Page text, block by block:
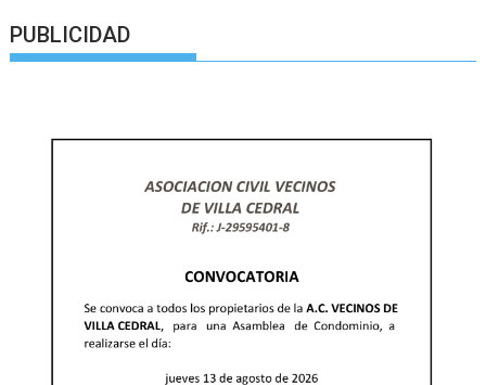
PUBLICIDAD